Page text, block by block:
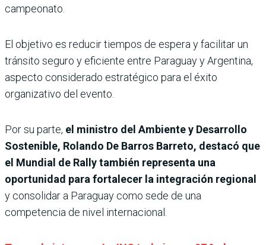
campeonato.
El objetivo es reducir tiempos de espera y facilitar un
tránsito seguro y eficiente entre Paraguay y Argentina,
aspecto considerado estratégico para el éxito
organizativo del evento.
Por su parte, el ministro del Ambiente y Desarrollo
Sostenible, Rolando De Barros Barreto, destacó que
el Mundial de Rally también representa una
oportunidad para fortalecer la integración regional
y consolidar a Paraguay como sede de una
competencia de nivel internacional.